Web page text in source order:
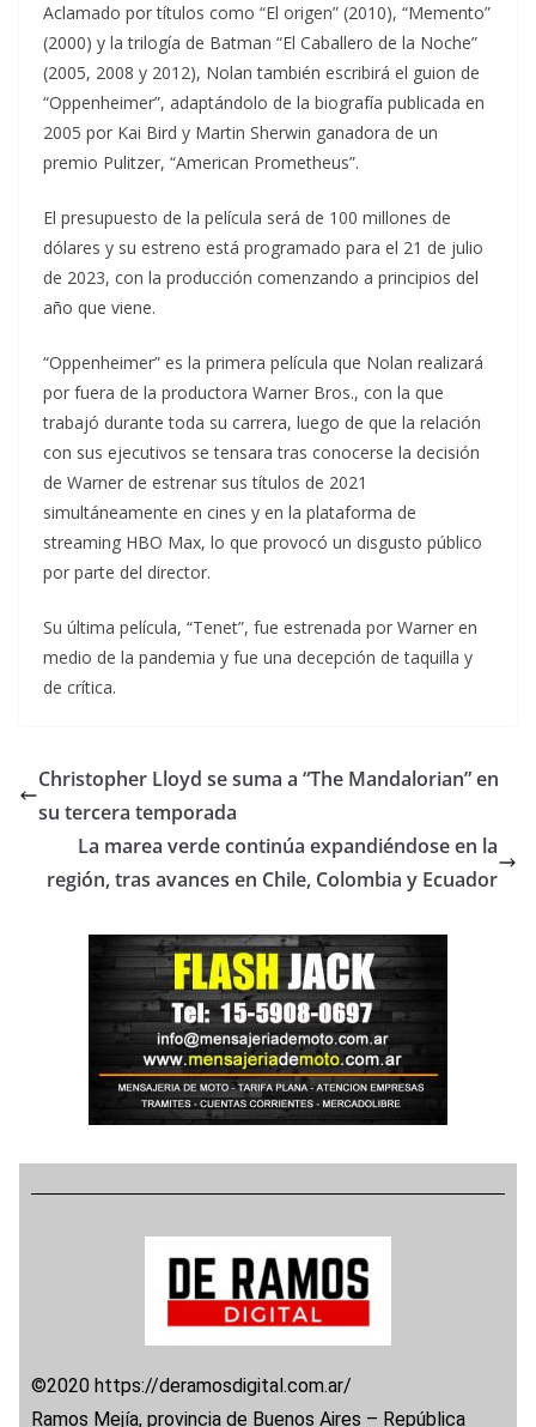
Aclamado por títulos como “El origen” (2010), “Memento”
(2000) y la trilogía de Batman “El Caballero de la Noche”
(2005, 2008 y 2012), Nolan también escribirá el guion de
“Oppenheimer”, adaptándolo de la biografía publicada en
2005 por Kai Bird y Martin Sherwin ganadora de un
premio Pulitzer, “American Prometheus”.
El presupuesto de la película será de 100 millones de
dólares y su estreno está programado para el 21 de julio
de 2023, con la producción comenzando a principios del
año que viene.
“Oppenheimer” es la primera película que Nolan realizará
por fuera de la productora Warner Bros., con la que
trabajó durante toda su carrera, luego de que la relación
con sus ejecutivos se tensara tras conocerse la decisión
de Warner de estrenar sus títulos de 2021
simultáneamente en cines y en la plataforma de
streaming HBO Max, lo que provocó un disgusto público
por parte del director.
Su última película, “Tenet”, fue estrenada por Warner en
medio de la pandemia y fue una decepción de taquilla y
de crítica.
Christopher Lloyd se suma a “The Mandalorian” en
su tercera temporada
La marea verde continúa expandiéndose en la
región, tras avances en Chile, Colombia y Ecuador
©2020 https://deramosdigital.com.ar/
Ramos Mejía, provincia de Buenos Aires – República